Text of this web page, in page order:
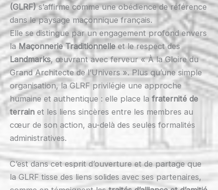
(GLRF)s’affirme comme une obédience de référence
dans le paysage maçonnique français.
Elle se distingue par un engagement profond envers
la Maçonnerie Traditionnelle et le respect des
Landmarks, œuvrant avec ferveur « À la Gloire du
Grand Architecte de l’Univers ». Plus qu’une simple
organisation, la GLRF privilégie une approche
humaine et authentique : elle place la fraternité de
terrain et les liens sincères entre les membres au
cœur de son action, au-delà des seules formalités
administratives.
C’est dans cet esprit d’ouverture et de partage que
la GLRF tisse des liens solides avec ses partenaires,